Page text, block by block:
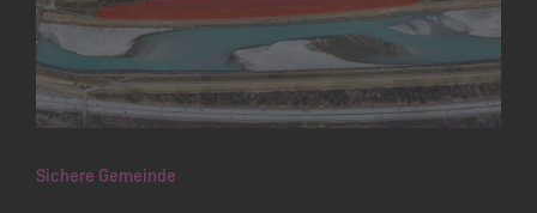
Sichere Gemeinde